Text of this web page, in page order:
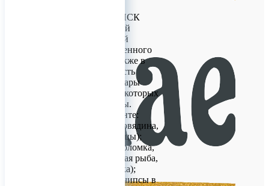
Компания Трэйд-НСК
занимается оптовой
продажей снековой
продукции собственного
производства и также в
нашем портфеле есть
эксклюзивные товары
дистрибьютерами которых
являемся только мы.
У нас в ассортименте:
- Мясные снеки (говядина,
свинина, мясо птицы);
- Рыбные снеки (соломка,
брусочки, китайская рыба,
кальмары, паутинка);
- Сухари, гренки, чипсы в